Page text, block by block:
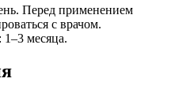
Перед применением
с врачом.
месяца.